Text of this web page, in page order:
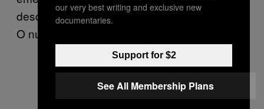
desde 2005. O exército francês é mobilizado.
O número de mortos chega a 42.
our very best writing and exclusive new
documentaries.
Support for $2
See All Membership Plans